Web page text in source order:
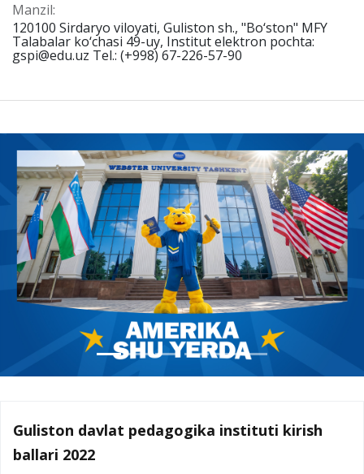
Manzil:
120100 Sirdaryo viloyati, Guliston sh., "Bo‘ston" MFY
Talabalar ko‘chasi 49-uy, Institut elektron pochta:
gspi@edu.uz Tel.: (+998) 67-226-57-90
Guliston davlat pedagogika instituti kirish
ballari 2022